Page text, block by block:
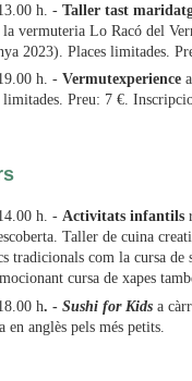
h. - Taller tast
la vermuteria Lo Racó del
2023). Places limitades.
h. - Vermutexperiencea
limitades. Preu: 7 €.
h. - Activitats infantils
Taller de cuina
tradicionals com la cursa de
cursa de xapes
h. - Sushi for Kidsa
en anglès pels més petits.